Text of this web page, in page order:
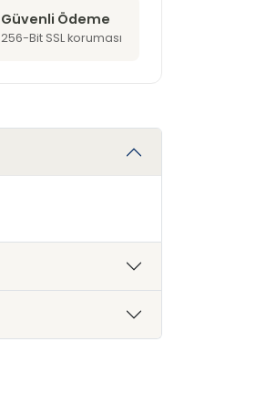
Güvenli Ödeme
256-Bit SSL koruması